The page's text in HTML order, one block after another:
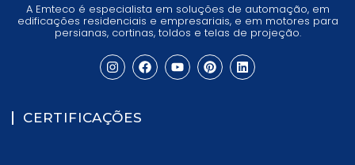
A Emteco é especialista em soluções de automação, em
edificações residenciais e empresariais, e em motores para
persianas, cortinas, toldos e telas de projeção.
CERTIFICAÇÕES